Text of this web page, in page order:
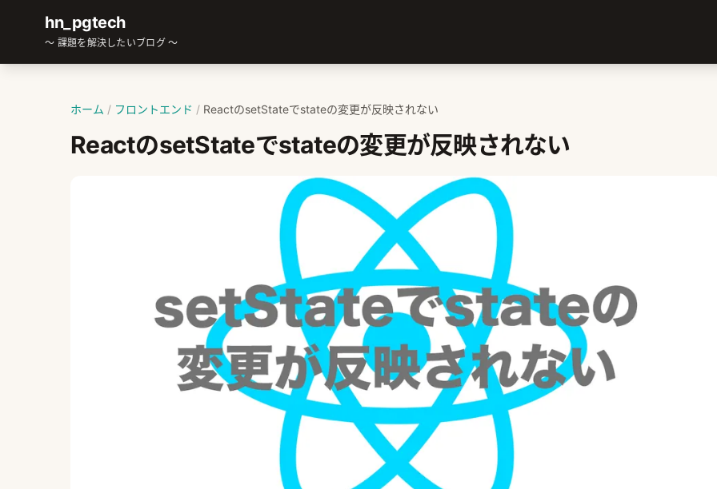
hn_pgtech
～ 課題を解決したいブログ ～
ホーム / フロントエンド / ReactのsetStateでstateの変更が反映されない
ReactのsetStateでstateの変更が反映されない